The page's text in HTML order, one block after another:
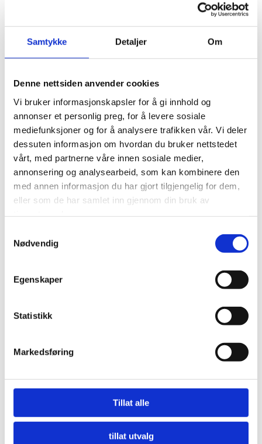
Samtykke Detaljer Om
Denne nettsiden anvender cookies
Vi bruker informasjonskapsler for å gi innhold og
annonser et personlig preg, for å levere sosiale
mediefunksjoner og for å analysere trafikken vår. Vi deler
dessuten informasjon om hvordan du bruker nettstedet
vårt, med partnerne våre innen sosiale medier,
annonsering og analysearbeid, som kan kombinere den
med annen informasjon du har gjort tilgjengelig for dem,
eller som de har samlet inn gjennom din bruk av
Nødvendig
Egenskaper
Statistikk
Markedsføring
Tillat alle
tillat utvalg
av hvitløk og grønn pepper. Paté de Campagne gjør
seg godt til både pålegg, canapé og på tapasbordet.
Relaterte produkter
IKKE PÅ LAGER
100g
Legg til i handlekurv
Legg til i ønskeliste
RILLETTES DE CANARD
Legg til i handlekurv
Legg til i ønskeliste